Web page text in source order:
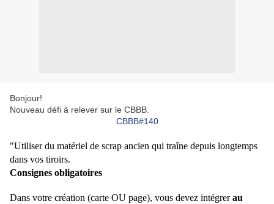
Bonjour!
Nouveau défi à relever sur le CBBB.
CBBB#140
"Utiliserdu matériel de scrap ancien qui traîne depuis longtemps
dans vos tiroirs.
Consignes obligatoires
Dans votre création (carte OU page), vous devez intégrer au